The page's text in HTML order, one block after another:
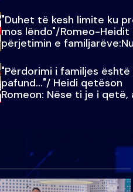
"Duhet të kesh limite ku
mos lëndo"/Romeo-Heidit
përjetimin e
Julit…
"Përdorimi i familjes
pafund…"/ Heidi qetëson
Romeon: Nëse ti je i qetë,
qetësohen